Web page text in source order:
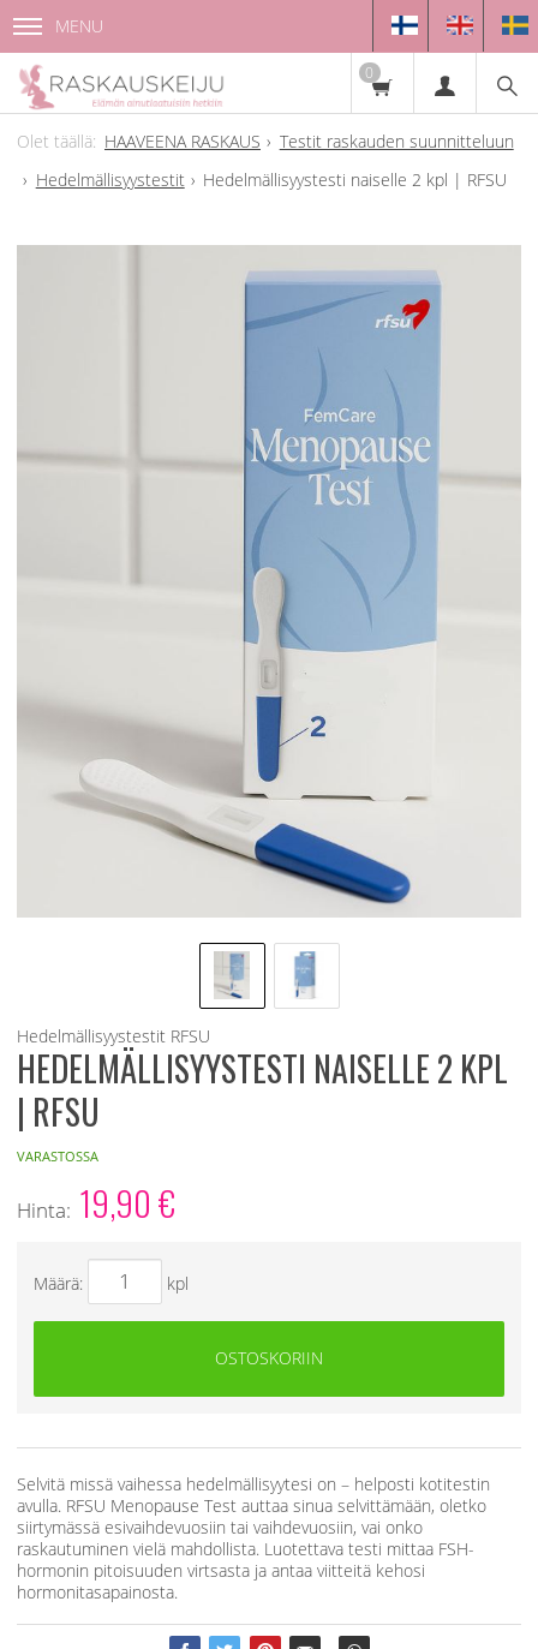
MENU
0
HAAVEENA RASKAUS
Testit raskauden suunnitteluun
Hedelmällisyystestit
Hedelmällisyystesti naiselle 2 kpl | RFSU
Hedelmällisyystestit RFSU
HEDELMÄLLISYYSTESTI NAISELLE 2 KPL
| RFSU
VARASTOSSA
Hinta: 19,90€
Määrä: kpl
OSTOSKORIIN
Selvitä missä vaihessa hedelmällisyytesi on – helposti kotitestin
avulla. RFSU Menopause Test auttaa sinua selvittämään, oletko
siirtymässä esivaihdevuosiin tai vaihdevuosiin, vai onko
raskautuminen vielä mahdollista. Luotettava testi mittaa FSH-
hormonin pitoisuuden virtsasta ja antaa viitteitä kehosi
hormonitasapainosta.